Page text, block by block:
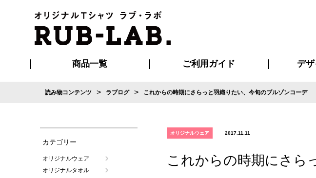
商品一覧 ご利用ガイド
ご利用ガイド
はじめての方へ
再注文の方へ
お支払い方法について
割引まとめページ
発送・特急サービスについて
版の保管期限について
よくある質問
デ
デ
デザイ
デザ
デザイ
デザイン
書体一
プリイ
プ
読み物コンテンツ > ラブログ > これからの時期にさらっと羽織りたい、今旬のブルゾンコーデ
カテゴリー
オリジナルウェア
オリジナルタオル
オリジナルウェア 2017.11.11
これからの時期にさら